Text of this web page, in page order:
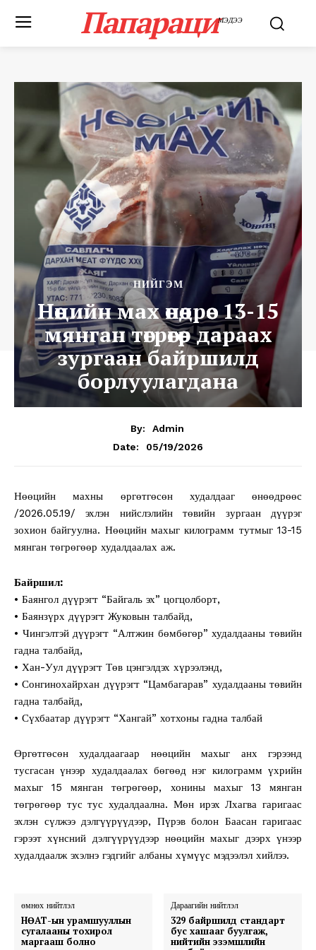
ПапарациМЭДЭЭ
НИЙГЭМ
Нөөцийн мах өнөөдрөөс 13-15
мянган төгрөгөөр дараах
зургаан байршилд
борлуулагдана
By:
Admin
Date:
05/19/2026
Нөөцийн махны өргөтгөсөн худалдааг өнөөдрөөс
/2026.05.19/ эхлэн нийслэлийн төвийн зургаан дүүрэг
зохион байгуулна. Нөөцийн махыг килограмм тутмыг 13-15
мянган төгрөгөөр худалдаалах аж.
Байршил:
• Баянгол дүүрэгт “Байгаль эх” цогцолборт,
• Баянзүрх дүүрэгт Жуковын талбайд,
• Чингэлтэй дүүрэгт “Алтжин бөмбөгөр” худалдааны төвийн
гадна талбайд,
• Хан-Уул дүүрэгт Төв цэнгэлдэх хүрээлэнд,
• Сонгинохайрхан дүүрэгт “Цамбагарав” худалдааны төвийн
гадна талбайд,
• Сүхбаатар дүүрэгт “Хангай” хотхоны гадна талбай
Өргөтгөсөн худалдаагаар нөөцийн махыг анх гэрээнд
тусгасан үнээр худалдаалах бөгөөд нэг килограмм үхрийн
махыг 15 мянган төгрөгөөр, хонины махыг 13 мянган
төгрөгөөр тус тус худалдаална. Мөн ирэх Лхагва гаригаас
эхлэн сүлжээ дэлгүүрүүдээр, Пүрэв болон Баасан гаригаас
гэрээт хүнсний дэлгүүрүүдээр нөөцийн махыг дээрх үнээр
худалдаалж эхэлнэ гэдгийг албаны хүмүүс мэдээлэл хийлээ.
өмнөх нийтлэл
НӨАТ-ын урамшууллын
сугалааны тохирол
маргааш болно
Дараагийн нийтлэл
329 байршилд стандарт
бус хашааг буулгаж,
нийтийн эзэмшлийн